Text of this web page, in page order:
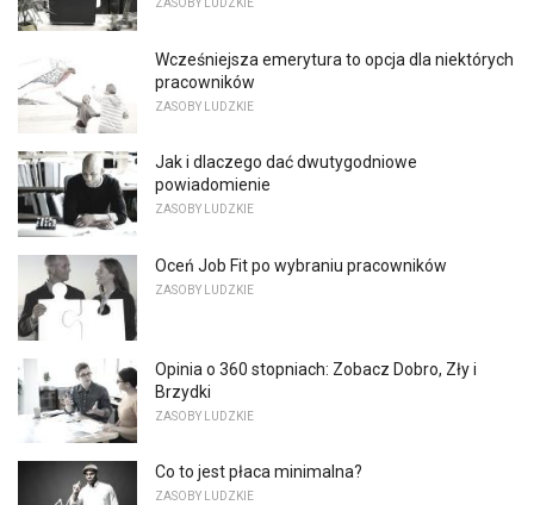
ZASOBY LUDZKIE
Wcześniejsza emerytura to opcja dla niektórych
pracowników
ZASOBY LUDZKIE
Jak i dlaczego dać dwutygodniowe
powiadomienie
ZASOBY LUDZKIE
Oceń Job Fit po wybraniu pracowników
ZASOBY LUDZKIE
Opinia o 360 stopniach: Zobacz Dobro, Zły i
Brzydki
ZASOBY LUDZKIE
Co to jest płaca minimalna?
ZASOBY LUDZKIE